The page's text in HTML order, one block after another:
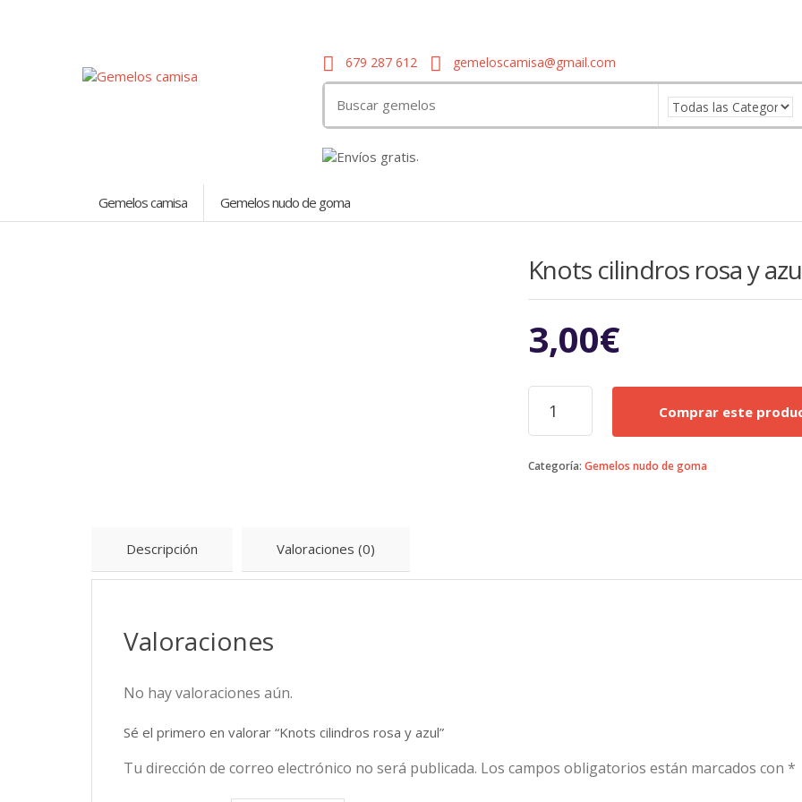
679 287 612 gemeloscamisa@gmail.com
for:
.
Gemelos camisa Gemelos nudo de goma
Knots cilindros rosa y
3,00€
Knots
cilindros
rosa
azul
Comprar este
Categoría: Gemelos nudo de goma
Descripción Valoraciones (0)
Valoraciones
No hay valoraciones aún.
Sé el primero en valorar “Knots cilindros rosa y azul”
Tu dirección de correo electrónico no será publicada. Los campos obligatorios están marcados con *